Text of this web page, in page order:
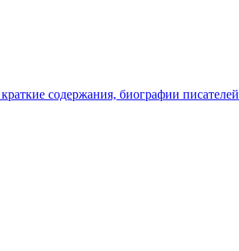
содержания, биографии писателей